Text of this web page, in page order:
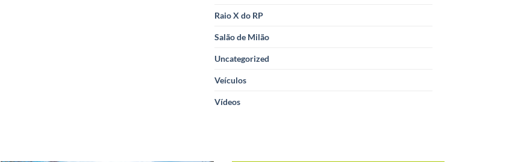
Raio X do RP
Salão de Milão
Uncategorized
Veículos
Vídeos